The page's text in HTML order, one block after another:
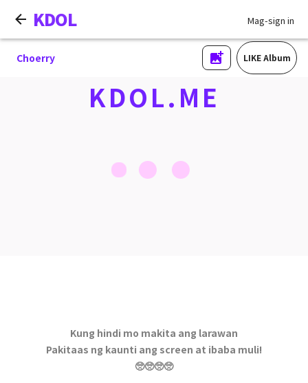
KDOL Mag-sign in
Choerry LIKE Album
KDOL.ME
Kung hindi mo makita ang larawan
Pakitaas ng kaunti ang screen at ibaba muli!
🥺🥺🥺🥺